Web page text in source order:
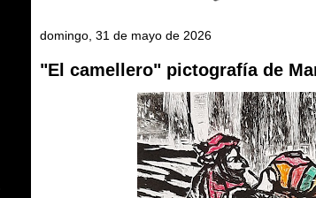
domingo, 31 de mayo de 2026
"El camellero" pictografía de